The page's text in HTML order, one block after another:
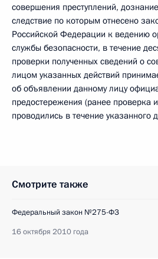
совершения преступлений,
следствие по которым отнесено
Российской Федерации к ведению
службы безопасности, в течение
проверки полученных сведений о
лицом указанных действий
об объявлении данному лицу
предостережения (ранее проверка
проводились в течение указанного
Смотрите также
Федеральный закон №275-ФЗ
16 октября 2010 года